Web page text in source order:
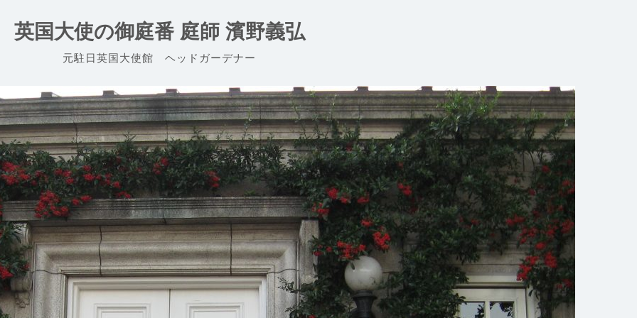
英国大使の御庭番 庭師 濱野義弘
元駐日英国大使館 ヘッドガーデナー